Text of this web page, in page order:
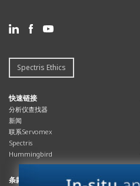
Spectris Ethics
快速链接
分析仪查找器
新闻
联系Servomex
Spectris
Hummingbird
条款与合规